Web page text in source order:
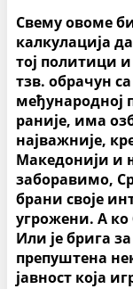
Свему овоме
калкулација
тој политици
тзв. обрачун
међународној
раније, има
најважније,
Македонији и
заборавимо,
брани своје
угрожени. А ко
Или је брига
препуштена
јавност која